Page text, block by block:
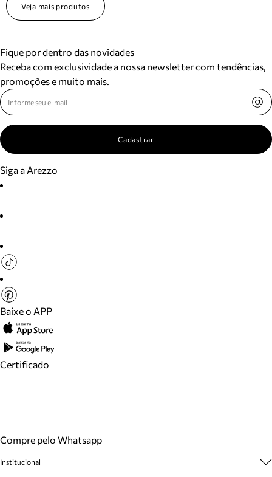
Veja mais produtos
Fique por dentro das novidades
Receba com exclusividade a nossa newsletter com tendências,
promoções e muito mais.
Cadastrar
Siga a Arezzo
Baixe o APP
Certificado
Compre pelo Whatsapp
Institucional